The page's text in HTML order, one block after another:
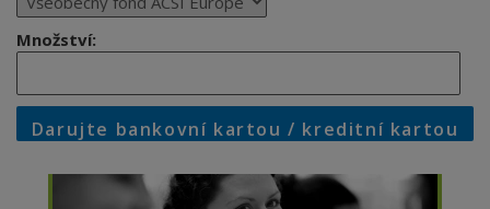
Množství:
Darujte bankovní kartou / kreditní kartou